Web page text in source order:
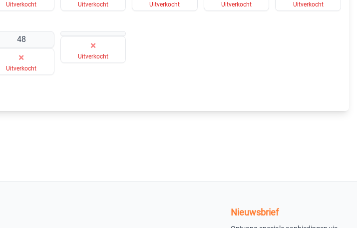
Uitverkocht Uitverkocht Uitverkocht Uitverkocht Uitverkocht
48
×
Uitverkocht
×
Uitverkocht
Nieuwsbrief